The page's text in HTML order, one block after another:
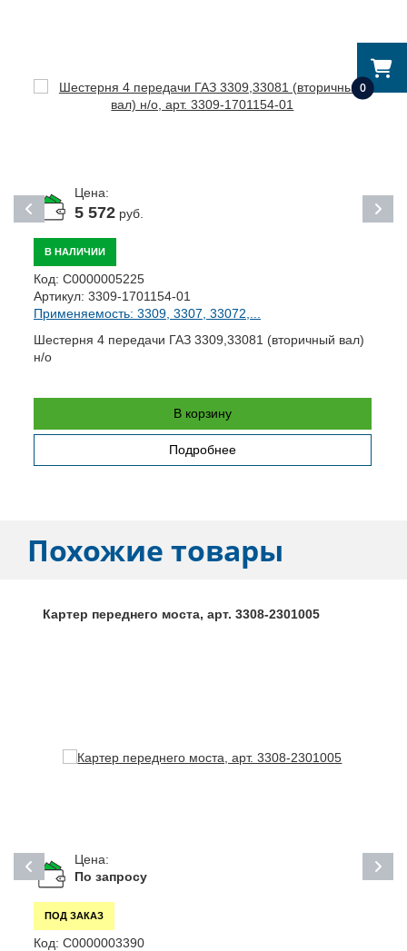
0
Цена:
5 572руб.
В НАЛИЧИИ
Код: С0000005225
Артикул: 3309-1701154-01
Применяемость: 3309, 3307, 33072,...
Шестерня 4 передачи ГАЗ 3309,33081 (вторичный вал)
н/о
В корзину
Подробнее
Похожие товары
Картер переднего моста, арт. 3308-2301005
Цена:
По запросу
ПОД ЗАКАЗ
Код: С0000003390